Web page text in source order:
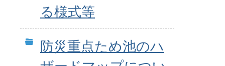
る様式等
防災重点ため池のハ